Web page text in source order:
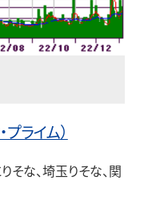
ライム）
な、埼玉りそな、関